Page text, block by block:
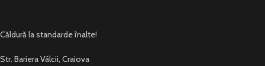
Căldură la standarde înalte!
Str. Bariera Vâlcii, Craiova